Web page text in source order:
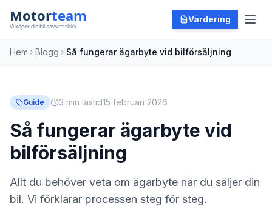
Värdering
Hem Blogg Så fungerar ägarbyte vid bilförsäljning
Guide 3 min lästid15 februari 2026
Så fungerar ägarbyte vid
bilförsäljning
Allt du behöver veta om ägarbyte när du säljer din
bil. Vi förklarar processen steg för steg.